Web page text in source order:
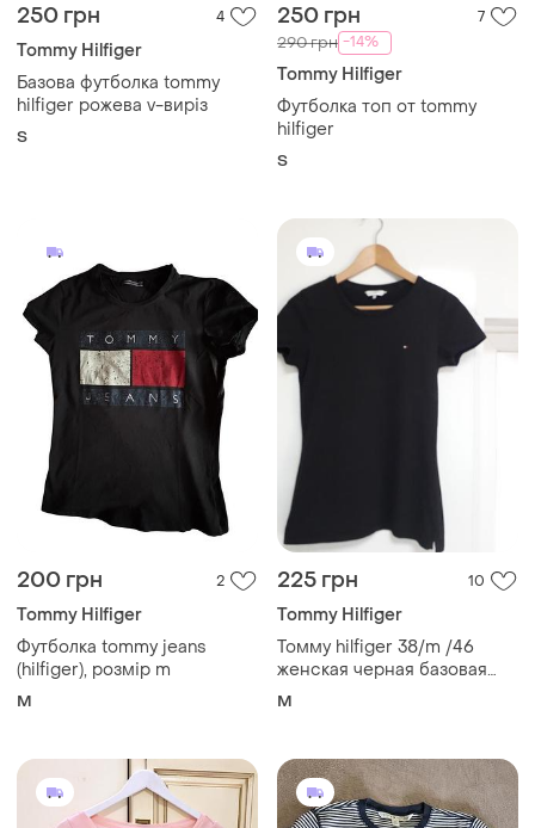
250 грн 4
Tommy Hilfiger
Базова футболка tommy
hilfiger рожева v-виріз
S
250 грн 7
290 грн -14%
Tommy Hilfiger
Футболка топ от tommy
hilfiger
S
200 грн 2
Tommy Hilfiger
Футболка tommy jeans
(hilfiger), розмір m
M
225 грн 10
Tommy Hilfiger
Томму hilfiger 38/m /46
женская черная базовая
хлопковая футболка
M